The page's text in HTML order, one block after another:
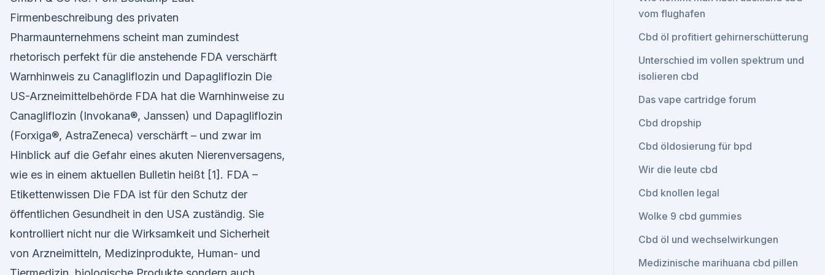
Firmenbeschreibung des privaten
Pharmaunternehmens scheint man zumindest
rhetorisch perfekt für die anstehende FDA verschärft
Warnhinweis zu Canagliflozin und Dapagliflozin Die
US-Arzneimittelbehörde FDA hat die Warnhinweise zu
Canagliflozin (Invokana®, Janssen) und Dapagliflozin
(Forxiga®, AstraZeneca) verschärft – und zwar im
Hinblick auf die Gefahr eines akuten Nierenversagens,
wie es in einem aktuellen Bulletin heißt [1]. FDA –
Etikettenwissen Die FDA ist für den Schutz der
öffentlichen Gesundheit in den USA zuständig. Sie
kontrolliert nicht nur die Wirksamkeit und Sicherheit
von Arzneimitteln, Medizinprodukte, Human- und
vom flughafen
Cbd öl profitiert gehirnerschütterung
Unterschied im vollen spektrum und
isolieren cbd
Das vape cartridge forum
Cbd dropship
Cbd öldosierung für bpd
Wir die leute cbd
Cbd knollen legal
Wolke 9 cbd gummies
Cbd öl und wechselwirkungen
Medizinische marihuana cbd pillen